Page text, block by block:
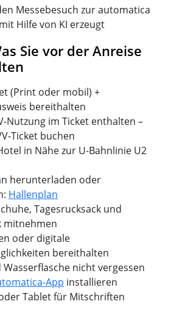
Messebesuch zur automatica
Hilfe von KI erzeugt
Sie vor der Anreise
(Print oder mobil) +
bereithalten
Nutzung im Ticket enthalten –
Ticket buchen
in Nähe zur U-Bahnlinie U2
herunterladen oder
Hallenplan
Tagesrucksack und
mitnehmen
oder digitale
bereithalten
Wasserflasche nicht vergessen
App installieren
Tablet für Mitschriften